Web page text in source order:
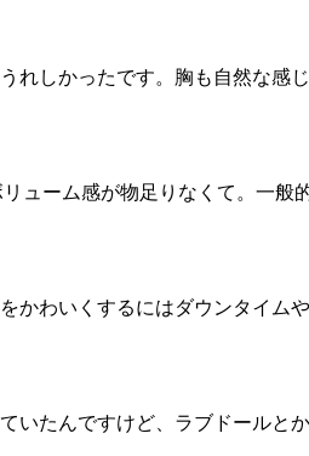
しかったです。胸も自然な感
ーム感が物足りなくて。一般
わいくするにはダウンタイム
たんですけど、ラブドールと